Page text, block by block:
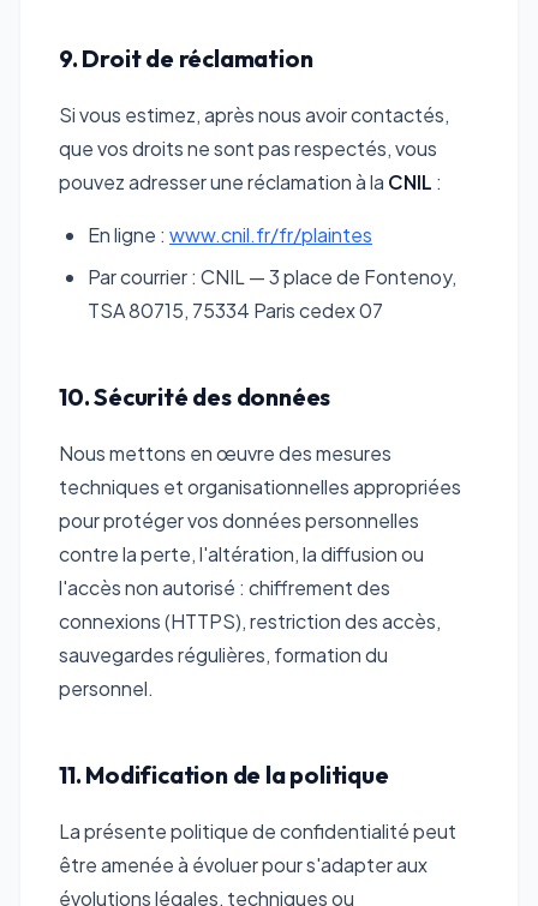
9. Droit de réclamation
Si vous estimez, après nous avoir contactés,
que vos droits ne sont pas respectés, vous
pouvez adresser une réclamation à la CNIL :
En ligne : www.cnil.fr/fr/plaintes
Par courrier : CNIL — 3 place de Fontenoy,
TSA 80715, 75334 Paris cedex 07
10. Sécurité des données
Nous mettons en œuvre des mesures
techniques et organisationnelles appropriées
pour protéger vos données personnelles
contre la perte, l'altération, la diffusion ou
l'accès non autorisé : chiffrement des
connexions (HTTPS), restriction des accès,
sauvegardes régulières, formation du
personnel.
11. Modification de la politique
La présente politique de confidentialité peut
être amenée à évoluer pour s'adapter aux
évolutions légales, techniques ou